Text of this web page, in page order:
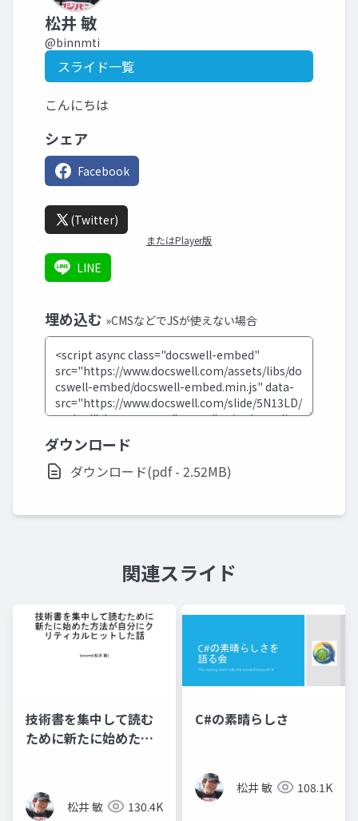
松井 敏
@binnmti
スライド一覧
こんにちは
シェア
Facebook
(Twitter)
またはPlayer版
LINE
埋め込む »CMSなどでJSが使えない場合
ダウンロード
ダウンロード(pdf - 2.52MB)
関連スライド
技術書を集中して読む
ために新たに始めた方
松井 敏 130.4K
C#の素晴らしさ
松井 敏 108.1K